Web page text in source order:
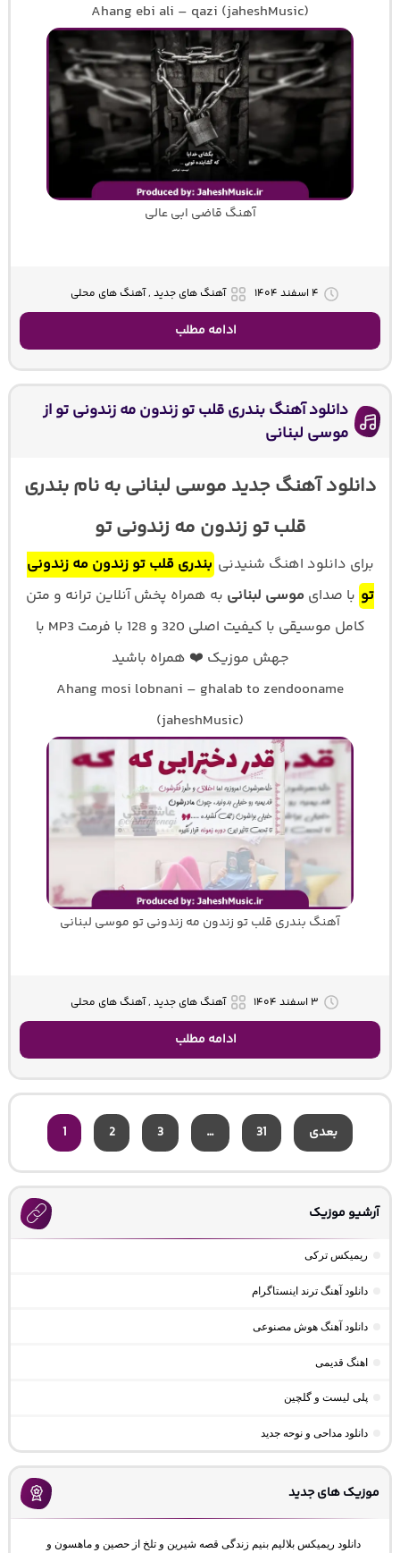
Ahang ebi ali – qazi (jaheshMusic)
آهنگ قاضی ابی عالی
۴ اسفند ۱۴۰۴ آهنگ های جدید , آهنگ های محلی
ادامه مطلب
دانلود آهنگ بندری قلب تو زندون مه زندونی تو از
موسی لبنانی
دانلود آهنگ جدید موسی لبنانی به نام بندری
قلب تو زندون مه زندونی تو
برای دانلود اهنگ شنیدنی بندری قلب تو زندون مه زندونی
تو با صدای موسی لبنانی به همراه پخش آنلاین ترانه و متن
کامل موسیقی با کیفیت اصلی 320 و 128 با فرمت MP3 با
جهش موزیک ❤️ همراه باشید
Ahang mosi lobnani – ghalab to zendooname
(jaheshMusic)
آهنگ بندری قلب تو زندون مه زندونی تو موسی لبنانی
۳ اسفند ۱۴۰۴ آهنگ های جدید , آهنگ های محلی
ادامه مطلب
1 2 3 … 31 بعدی
آرشیو موزیک
ریمیکس ترکی
دانلود آهنگ ترند اینستاگرام
دانلود آهنگ هوش مصنوعی
اهنگ قدیمی
پلی لیست و گلچین
دانلود مداحی و نوحه جدید
موزیک های جدید
دانلود ریمیکس بلالیم بنیم زندگی قصه شیرین و تلخ از حصین و ماهسون و